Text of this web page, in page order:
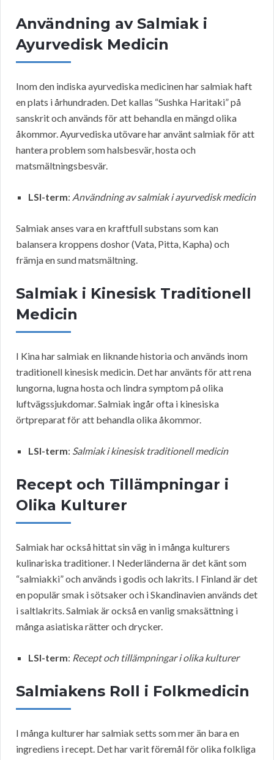
Användning av Salmiak i
Ayurvedisk Medicin
Inom den indiska ayurvediska medicinen har salmiak haft
en plats i århundraden. Det kallas “Sushka Haritaki” på
sanskrit och används för att behandla en mängd olika
åkommor. Ayurvediska utövare har använt salmiak för att
hantera problem som halsbesvär, hosta och
matsmältningsbesvär.
LSI-term: Användning av salmiak i ayurvedisk medicin
Salmiak anses vara en kraftfull substans som kan
balansera kroppens doshor (Vata, Pitta, Kapha) och
främja en sund matsmältning.
Salmiak i Kinesisk Traditionell
Medicin
I Kina har salmiak en liknande historia och används inom
traditionell kinesisk medicin. Det har använts för att rena
lungorna, lugna hosta och lindra symptom på olika
luftvägssjukdomar. Salmiak ingår ofta i kinesiska
örtpreparat för att behandla olika åkommor.
LSI-term: Salmiak i kinesisk traditionell medicin
Recept och Tillämpningar i
Olika Kulturer
Salmiak har också hittat sin väg in i många kulturers
kulinariska traditioner. I Nederländerna är det känt som
“salmiakki” och används i godis och lakrits. I Finland är det
en populär smak i sötsaker och i Skandinavien används det
i saltlakrits. Salmiak är också en vanlig smaksättning i
många asiatiska rätter och drycker.
LSI-term: Recept och tillämpningar i olika kulturer
Salmiakens Roll i Folkmedicin
I många kulturer har salmiak setts som mer än bara en
ingrediens i recept. Det har varit föremål för olika folkliga